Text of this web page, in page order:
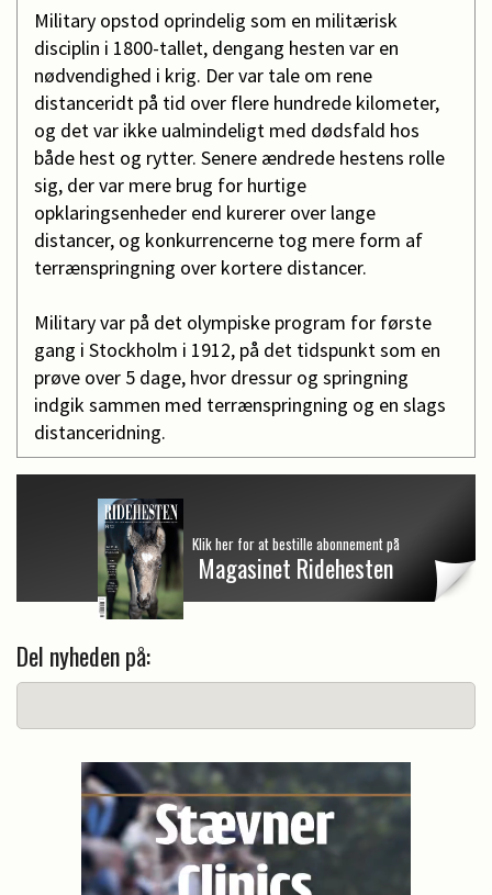
Military opstod oprindelig som en militærisk
disciplin i 1800-tallet, dengang hesten var en
nødvendighed i krig. Der var tale om rene
distanceridt på tid over flere hundrede kilometer,
og det var ikke ualmindeligt med dødsfald hos
både hest og rytter. Senere ændrede hestens rolle
sig, der var mere brug for hurtige
opklaringsenheder end kurerer over lange
distancer, og konkurrencerne tog mere form af
terrænspringning over kortere distancer.
Military var på det olympiske program for første
gang i Stockholm i 1912, på det tidspunkt som en
prøve over 5 dage, hvor dressur og springning
indgik sammen med terrænspringning og en slags
distanceridning.
Klik her for at bestille abonnement på
Magasinet Ridehesten
Del nyheden på: